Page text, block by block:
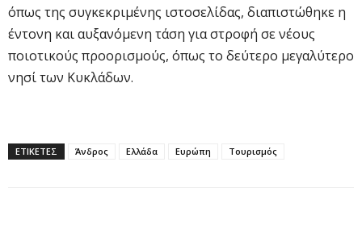
όπως της συγκεκριμένης ιστοσελίδας, διαπιστώθηκε η
έντονη και αυξανόμενη τάση για στροφή σε νέους
ποιοτικούς προορισμούς, όπως το δεύτερο μεγαλύτερο
νησί των Κυκλάδων.
ΕΤΙΚΕΤΕΣ Άνδρος Ελλάδα Ευρώπη Τουρισμός